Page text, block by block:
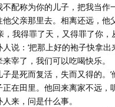
不配称为你的儿子，把我当作
他父亲那里去。相离还远，
，我得罪了天，又得罪了你
人说：‘把那上好的袍子快拿
宰了，我们可以吃喝快乐。
是死而复活，失而又得的。’
正在田里。他回来离家不远，
来，问是什么事。